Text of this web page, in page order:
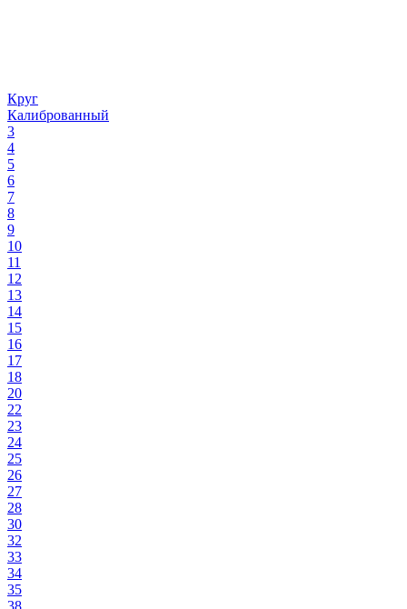
Круг
Калиброванный
3
4
5
6
7
8
9
10
11
12
13
14
15
16
17
18
20
22
23
24
25
26
27
28
30
32
33
34
35
38